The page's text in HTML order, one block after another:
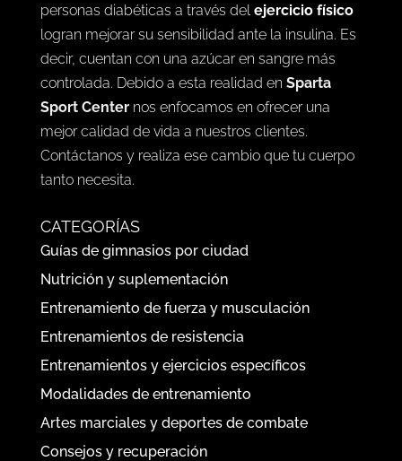
personas diabéticas a través del ejercicio físico
logran mejorar su sensibilidad ante la insulina. Es
decir, cuentan con una azúcar en sangre más
controlada. Debido a esta realidad en Sparta
Sport Centernos enfocamos en ofrecer una
mejor calidad de vida a nuestros clientes.
Contáctanos y realiza ese cambio que tu cuerpo
tanto necesita.
CATEGORÍAS
Guías de gimnasios por ciudad
Nutrición y suplementación
Entrenamiento de fuerza y musculación
Entrenamientos de resistencia
Entrenamientos y ejercicios específicos
Modalidades de entrenamiento
Artes marciales y deportes de combate
Consejos y recuperación